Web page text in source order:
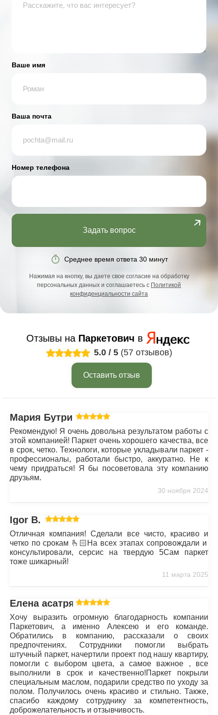
Ваше имя
Ваша почта
Номер телефона
Задать вопрос
Среднее время ответа 30 минут
Нажимая на кнопку, вы даете свое согласие на обработку
персональных данных и соглашаетесь с Политикой
конфиденциальности сайта
Отзывы на Паркетович в
5.0 / 5 (57 отзывов)
Оставить отзыв
Мария Бутрим
Рекомендую! Я очень довольна результатом работы с
этой компанией! Паркет очень хорошего качества, все
в срок, четко. Технологи, которые укладывали паркет -
профессионалы, работали быстро, аккуратно. Не к
чему придраться! Я бы посоветовала эту компанию
друзьям.
30 ноября 2024
Igor B.
Отличная компания! Сделали все чисто, красиво и
четко по срокам 🫰🏻На всех этапах сопровождали и
консультировали, серсис на твердую 5Сам паркет
тоже шикарный!
11 марта 2025
Елена асатрян
Хочу выразить огромную благодарность компании
Паркетович, а именно Алексею и его команде.
Обратились в компанию, рассказали о своих
предпочтениях. Сотрудники помогли выбрать
штучный паркет, начертили проект под нашу квартиру,
помогли с выбором цвета, а самое важное , все
выполнили в срок и качественно!Паркет покрыли
специальным маслом, подарили средство по уходу за
полом. Получилось очень красиво и стильно. Также,
спасибо каждому сотруднику за компетентность,
доброжелательность и отзывчивость.